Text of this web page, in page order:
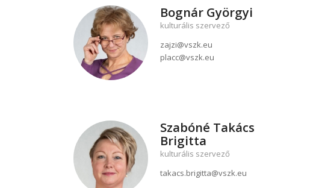
Bognár Györgyi
kulturális szervező
zajzi@vszk.eu
placc@vszk.eu
Szabóné Takács
Brigitta
kulturális szervező
takacs.brigitta@vszk.eu